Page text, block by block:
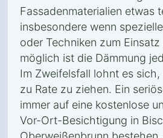
Fassadenmaterialien etwas
insbesondere wenn
oder Techniken zum Einsatz
möglich ist die Dämmung
Im Zweifelsfall lohnt es sich,
zu Rate zu ziehen. Ein
immer auf eine kostenlose
Vor-Ort-Besichtigung in